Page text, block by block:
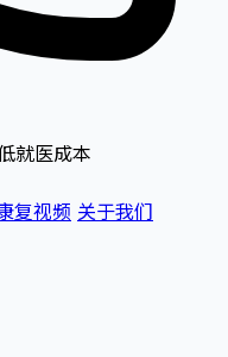
就医成本
复视频 关于我们